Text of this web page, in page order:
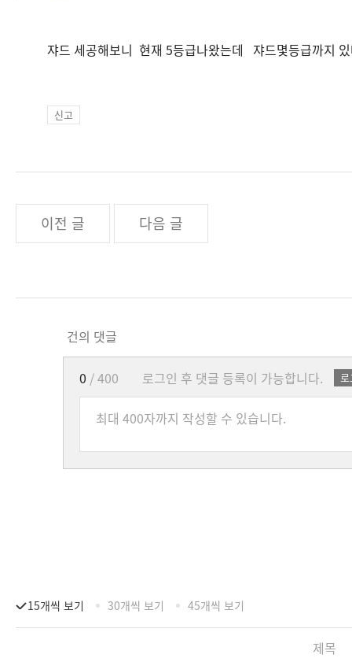
쟈드 세공해보니 현재 5등급나왔는데 쟈드몇등급까지
신고
이전 글 다음 글
건의 댓글
로그인 후 댓글 등록이 가능합니다.
0 / 400
15개씩 보기 30개씩 보기 45개씩 보기
제목